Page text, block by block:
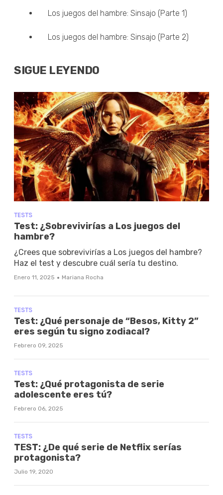
Los juegos del hambre: Sinsajo (Parte 1)
Los juegos del hambre: Sinsajo (Parte 2)
SIGUE LEYENDO
TESTS
Test: ¿Sobrevivirías a Los juegos del
hambre?
¿Crees que sobrevivirías a Los juegos del hambre?
Haz el test y descubre cuál sería tu destino.
Enero 11, 2025 · Mariana Rocha
TESTS
Test: ¿Qué personaje de “Besos, Kitty 2”
eres según tu signo zodiacal?
Febrero 09, 2025
TESTS
Test: ¿Qué protagonista de serie
adolescente eres tú?
Febrero 06, 2025
TESTS
TEST: ¿De qué serie de Netflix serías
protagonista?
Julio 19, 2020